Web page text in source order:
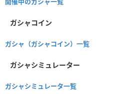
ガシャコイン
ガシャ（ガシャコイン）一覧
ガシャシミュレーター
ガシャシミュレータ一覧